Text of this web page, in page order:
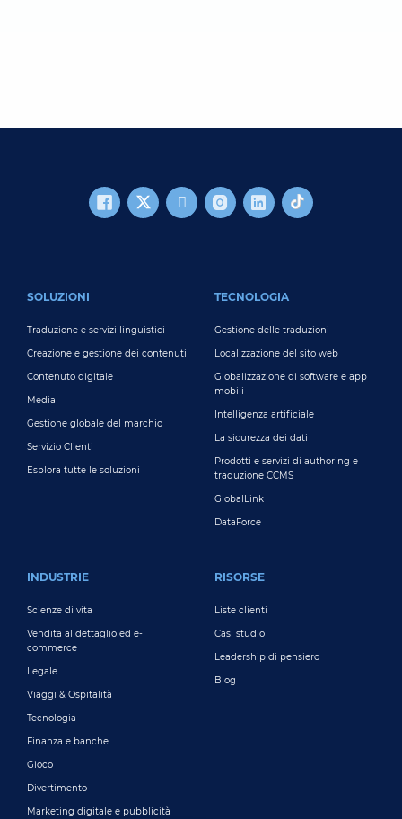
SOLUZIONI
Traduzione e servizi linguistici
Creazione e gestione dei contenuti
Contenuto digitale
Media
Gestione globale del marchio
Servizio Clienti
Esplora tutte le soluzioni
TECNOLOGIA
Gestione delle traduzioni
Localizzazione del sito web
Globalizzazione di software e app
mobili
Intelligenza artificiale
La sicurezza dei dati
Prodotti e servizi di authoring e
traduzione CCMS
GlobalLink
DataForce
INDUSTRIE
Scienze di vita
Vendita al dettaglio ed e-
commerce
Legale
Viaggi & Ospitalità
Tecnologia
Finanza e banche
Gioco
Divertimento
Marketing digitale e pubblicità
RISORSE
Liste clienti
Casi studio
Leadership di pensiero
Blog